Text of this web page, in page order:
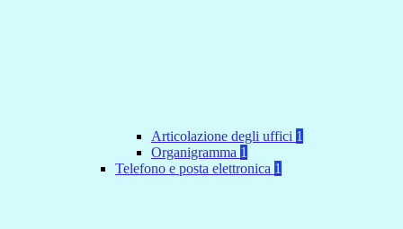
Articolazione degli uffici 1
Organigramma 1
Telefono e posta elettronica 1